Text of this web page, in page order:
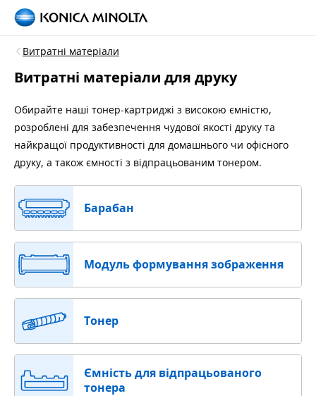
Витратні матеріали
Витратні матеріали для друку
Обирайте наші тонер-картриджі з високою ємністю,
розроблені для забезпечення чудової якості друку та
найкращої продуктивності для домашнього чи офісного
друку, а також ємності з відпрацьованим тонером.
Барабан
Модуль формування зображення
Тонер
Ємність для відпрацьованого
тонера